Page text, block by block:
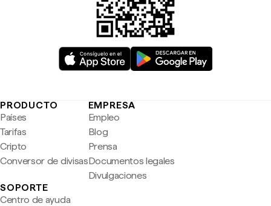
PRODUCTO
Países
Tarifas
Cripto
Conversor de divisas
EMPRESA
Empleo
Blog
Prensa
Documentos legales
Divulgaciones
SOPORTE
Centro de ayuda